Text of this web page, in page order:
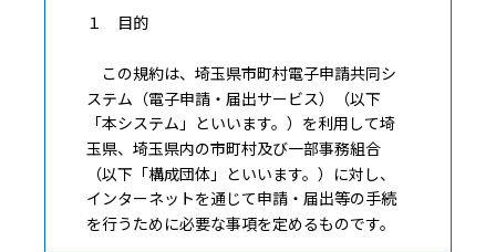
１ 目的
この規約は、埼玉県市町村電子申請共同シ
ステム（電子申請・届出サービス）（以下
「本システム」といいます。）を利用して埼
玉県、埼玉県内の市町村及び一部事務組合
（以下「構成団体」といいます。）に対し、
インターネットを通じて申請・届出等の手続
を行うために必要な事項を定めるものです。